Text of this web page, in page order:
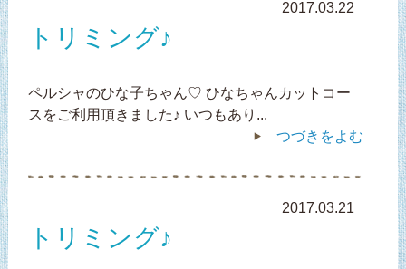
2017.03.22
トリミング♪
ペルシャのひな子ちゃん♡ ひなちゃんカットコー
スをご利用頂きました♪ いつもあり...
つづきをよむ
2017.03.21
トリミング♪